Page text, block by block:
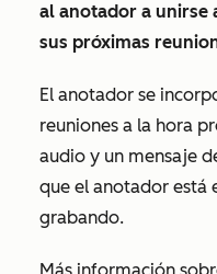
al anotador a unirse
sus próximas
El anotador se
reuniones a la hora
audio y un mensaje
que el anotador está
grabando.